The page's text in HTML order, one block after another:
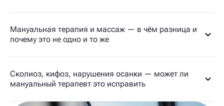
Мануальная терапия и массаж — в чём разница и
почему это не одно и то же
Сколиоз, кифоз, нарушения осанки — может ли
мануальный терапевт это исправить